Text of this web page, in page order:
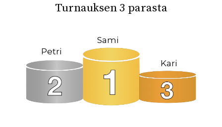
27.09.2025
22.09.2025
19.09.2025
11.09.2025
09.09.2025
31.08.2025
Turnauksen 3 parasta
Sami
Petri
Kari